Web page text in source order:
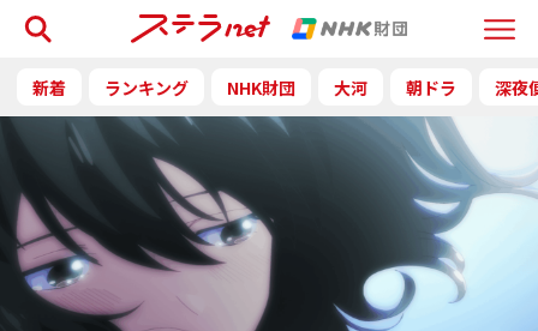
Menu
検索
新着 ランキング NHK財団 大河 朝ドラ 深夜